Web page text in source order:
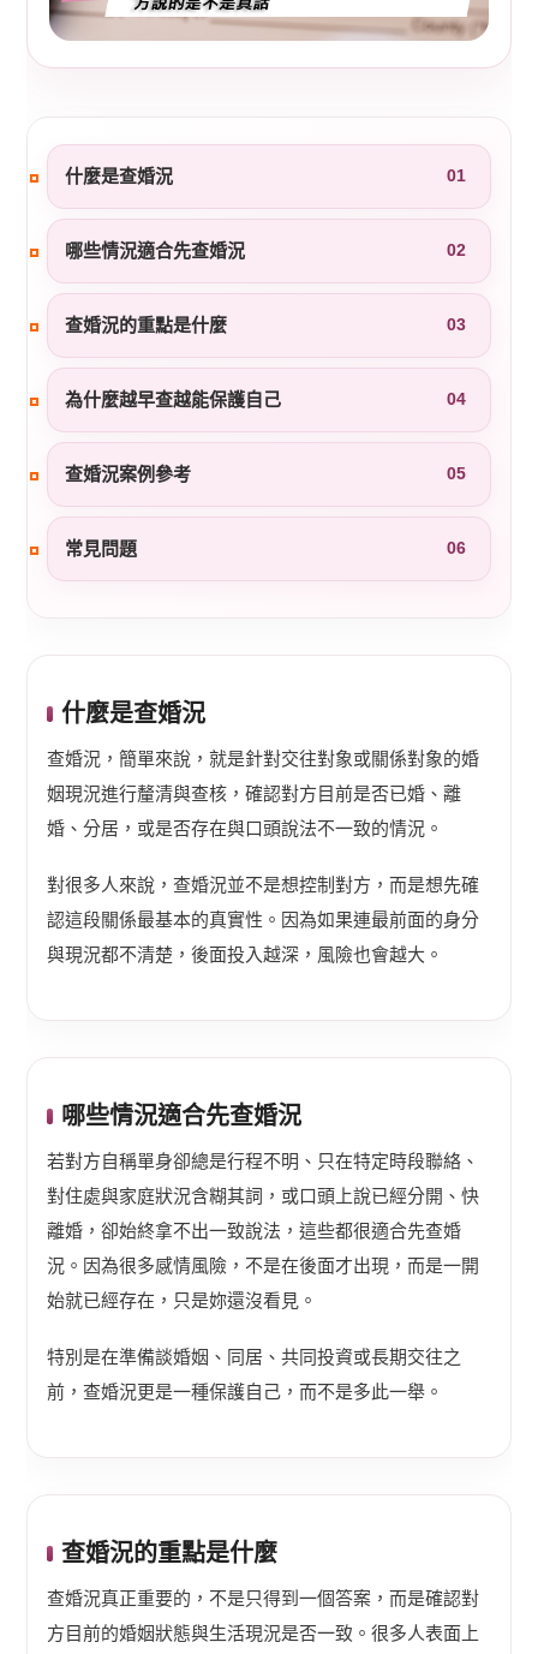
什麼是查婚況 01
哪些情況適合先查婚況 02
查婚況的重點是什麼 03
為什麼越早查越能保護自己 04
查婚況案例參考 05
常見問題 06
什麼是查婚況
查婚況，簡單來說，就是針對交往對象或關係對象的婚
姻現況進行釐清與查核，確認對方目前是否已婚、離
婚、分居，或是否存在與口頭說法不一致的情況。
對很多人來說，查婚況並不是想控制對方，而是想先確
認這段關係最基本的真實性。因為如果連最前面的身分
與現況都不清楚，後面投入越深，風險也會越大。
哪些情況適合先查婚況
若對方自稱單身卻總是行程不明、只在特定時段聯絡、
對住處與家庭狀況含糊其詞，或口頭上說已經分開、快
離婚，卻始終拿不出一致說法，這些都很適合先查婚
況。因為很多感情風險，不是在後面才出現，而是一開
始就已經存在，只是妳還沒看見。
特別是在準備談婚姻、同居、共同投資或長期交往之
前，查婚況更是一種保護自己，而不是多此一舉。
查婚況的重點是什麼
查婚況真正重要的，不是只得到一個答案，而是確認對
方目前的婚姻狀態與生活現況是否一致。很多人表面上